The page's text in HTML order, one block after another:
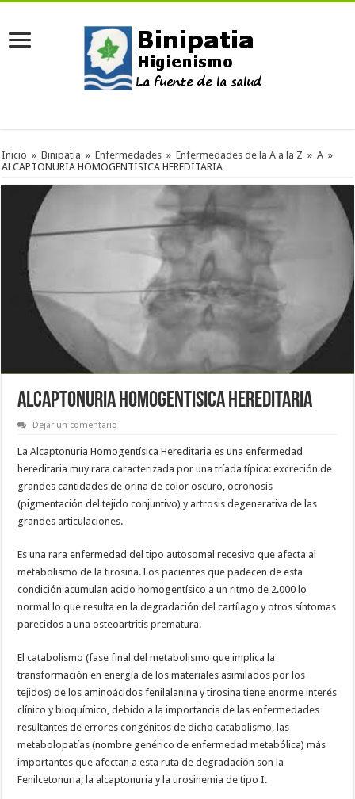
Inicio » Binipatia » Enfermedades » Enfermedades de la A a la Z » A »
ALCAPTONURIA HOMOGENTISICA HEREDITARIA
ALCAPTONURIA HOMOGENTISICA HEREDITARIA
Dejar un comentario
La Alcaptonuria Homogentísica Hereditaria es una enfermedad
hereditaria muy rara caracterizada por una tríada típica: excreción de
grandes cantidades de orina de color oscuro, ocronosis
(pigmentación del tejido conjuntivo) y artrosis degenerativa de las
grandes articulaciones.
Es una rara enfermedad del tipo autosomal recesivo que afecta al
metabolismo de la tirosina. Los pacientes que padecen de esta
condición acumulan acido homogentísico a un ritmo de 2.000 lo
normal lo que resulta en la degradación del cartílago y otros síntomas
parecidos a una osteoartritis prematura.
El catabolismo (fase final del metabolismo que implica la
transformación en energía de los materiales asimilados por los
tejidos) de los aminoácidos fenilalanina y tirosina tiene enorme interés
clínico y bioquímico, debido a la importancia de las enfermedades
resultantes de errores congénitos de dicho catabolismo, las
metabolopatías (nombre genérico de enfermedad metabólica) más
importantes que afectan a esta ruta de degradación son la
Fenilcetonuria, la alcaptonuria y la tirosinemia de tipo I.